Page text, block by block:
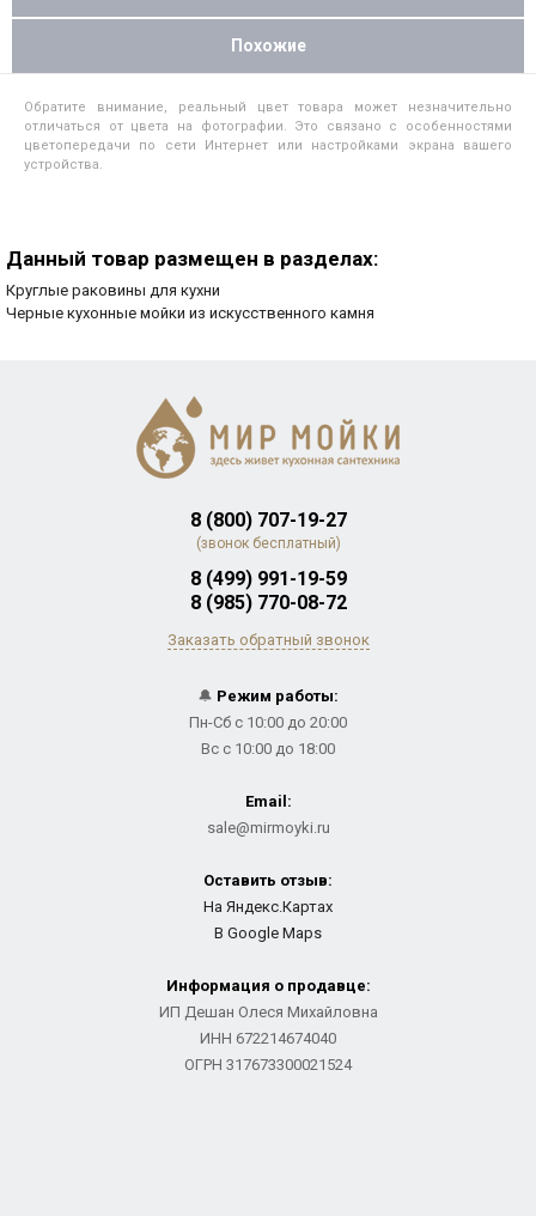
Похожие
Обратите внимание, реальный цвет товара может незначительно
отличаться от цвета на фотографии. Это связано с особенностями
цветопередачи по сети Интернет или настройками экрана вашего
устройства.
Данный товар размещен в разделах:
Круглые раковины для кухни
Черные кухонные мойки из искусственного камня
8 (800) 707-19-27
(звонок бесплатный)
8 (499) 991-19-59
8 (985) 770-08-72
Заказать обратный звонок
🔔 Режим работы:
Пн-Сб с 10:00 до 20:00
Вс с 10:00 до 18:00
Email:
sale@mirmoyki.ru
Оставить отзыв:
На Яндекс.Картах
В Google Maps
Информация о продавце:
ИП Дешан Олеся Михайловна
ИНН 672214674040
ОГРН 317673300021524